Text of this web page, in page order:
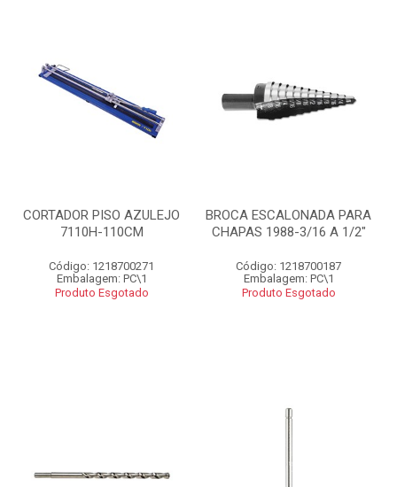
CORTADOR PISO AZULEJO
7110H-110CM
Código: 1218700271
Embalagem: PC\1
Produto Esgotado
BROCA ESCALONADA PARA
CHAPAS 1988-3/16 A 1/2"
Código: 1218700187
Embalagem: PC\1
Produto Esgotado